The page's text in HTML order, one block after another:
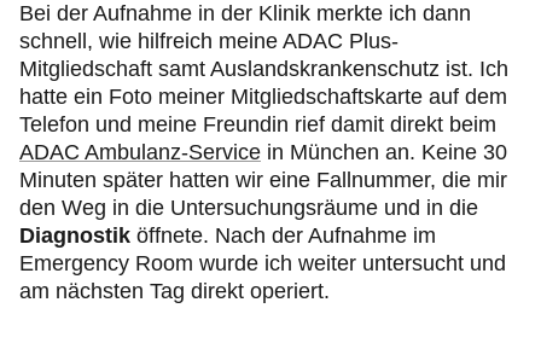
Bei der Aufnahme in der Klinik merkte ich dann
schnell, wie hilfreich meine ADAC Plus-
Mitgliedschaft samt Auslandskrankenschutz ist. Ich
hatte ein Foto meiner Mitgliedschaftskarte auf dem
Telefon und meine Freundin rief damit direkt beim
ADAC Ambulanz-Service in München an. Keine 30
Minuten später hatten wir eine Fallnummer, die mir
den Weg in die Untersuchungsräume und in die
Diagnostik öffnete. Nach der Aufnahme im
Emergency Room wurde ich weiter untersucht und
am nächsten Tag direkt operiert.